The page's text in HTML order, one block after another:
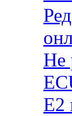
Не
E2